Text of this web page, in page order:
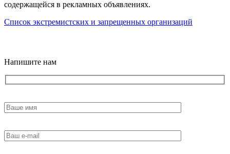
содержащейся в рекламных объявлениях.
Список экстремистских и запрещенных организаций
Напишите нам